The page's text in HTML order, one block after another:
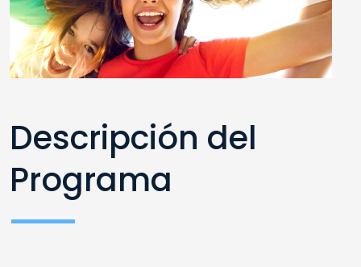
Descripción del
Programa